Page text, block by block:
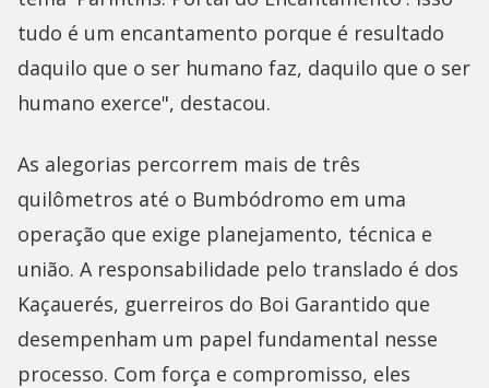
tudo é um encantamento porque é resultado
daquilo que o ser humano faz, daquilo que o ser
humano exerce", destacou.
As alegorias percorrem mais de três
quilômetros até o Bumbódromo em uma
operação que exige planejamento, técnica e
união. A responsabilidade pelo translado é dos
Kaçauerés, guerreiros do Boi Garantido que
desempenham um papel fundamental nesse
processo. Com força e compromisso, eles